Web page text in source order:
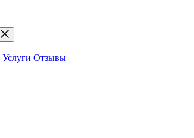
Услуги Отзывы